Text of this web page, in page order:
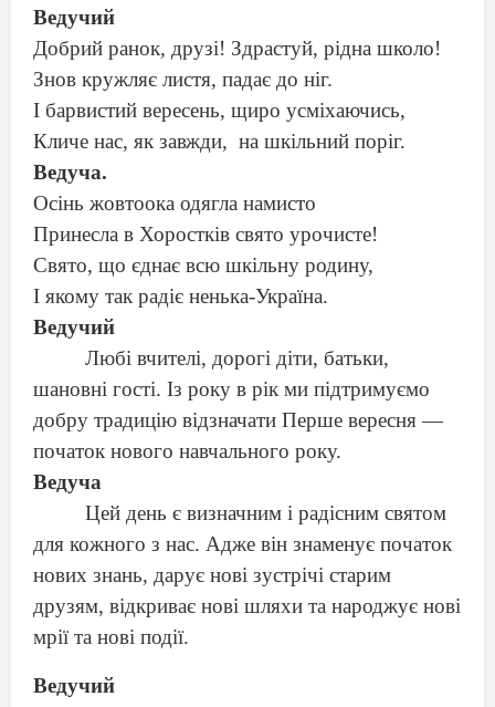
Ведучий
Добрий ранок, друзі! Здрастуй, рідна школо!
Знов кружляє листя, падає до ніг.
І барвистий вересень, щиро усміхаючись,
Кличе нас, як завжди, на шкільний поріг.
Ведуча.
Осінь жовтоока одягла намисто
Принесла в Хоростків свято урочисте!
Свято, що єднає всю шкільну родину,
І якому так радіє ненька-Україна.
Ведучий
Любі вчителі, дорогі діти, батьки,
шановні гості. Із року в рік ми підтримуємо
добру традицію відзначати Перше вересня —
початок нового навчального року.
Ведуча
Цей день є визначним і радісним святом
для кожного з нас. Адже він знаменує початок
нових знань, дарує нові зустрічі старим
друзям, відкриває нові шляхи та народжує нові
мрії та нові події.
Ведучий